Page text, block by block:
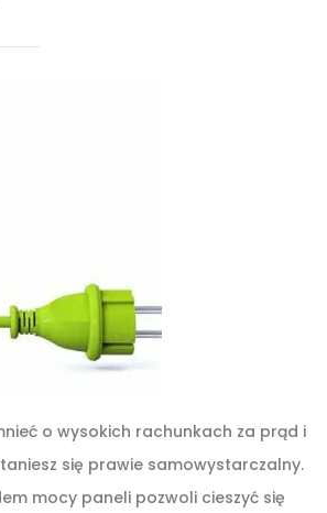
o wysokich rachunkach za prąd i
się prawie samowystarczalny.
mocy paneli pozwoli cieszyć się